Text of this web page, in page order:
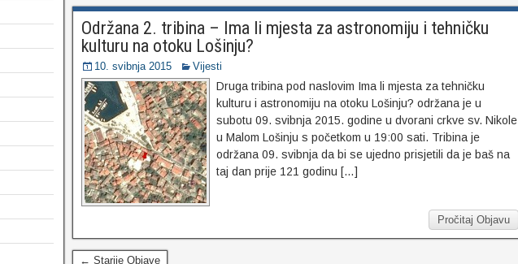
Održana 2. tribina – Ima li mjesta za astronomiju i tehničku
kulturu na otoku Lošinju?
10. svibnja 2015 Vijesti
Druga tribina pod naslovim Ima li mjesta za tehničku
kulturu i astronomiju na otoku Lošinju? održana je u
subotu 09. svibnja 2015. godine u dvorani crkve sv. Nikole
u Malom Lošinju s početkom u 19:00 sati. Tribina je
održana 09. svibnja da bi se ujedno prisjetili da je baš na
taj dan prije 121 godinu […]
Pročitaj Objavu
← Starije Objave